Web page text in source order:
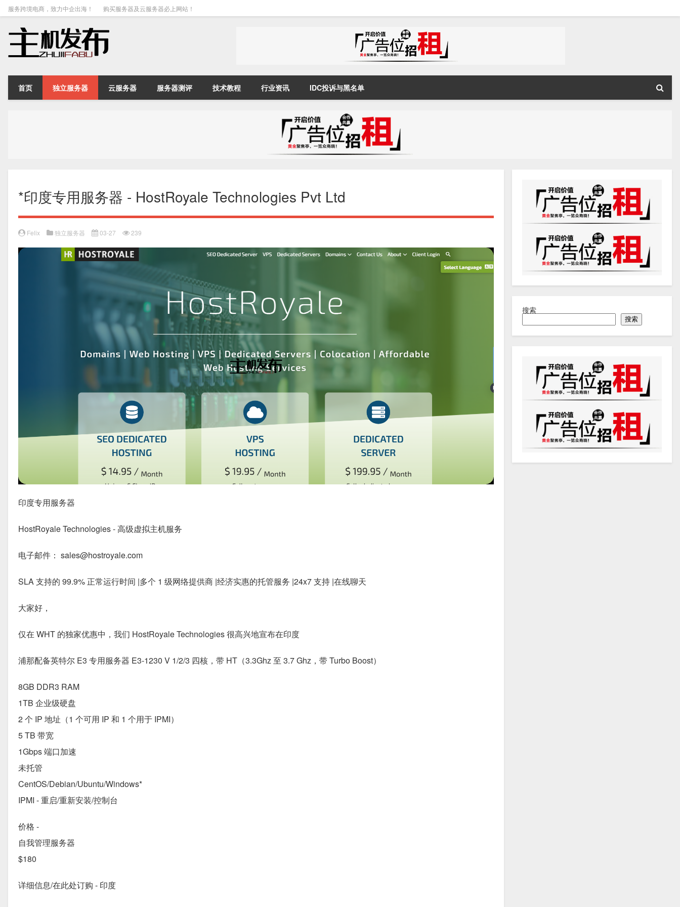
服务跨境电商，致力中企出海！ 购买服务器及云服务器必上网站！
首页 独立服务器 云服务器 服务器测评 技术教程 行业资讯 IDC投诉与黑名单
*印度专用服务器 - HostRoyale Technologies Pvt Ltd
Felix 独立服务器 03-27 239
印度专用服务器
HostRoyale Technologies - 高级虚拟主机服务
电子邮件： sales@hostroyale.com
SLA 支持的 99.9% 正常运行时间 |多个 1 级网络提供商 |经济实惠的托管服务 |24x7 支持 |在线聊天
大家好，
仅在 WHT 的独家优惠中，我们 HostRoyale Technologies 很高兴地宣布在印度
浦那配备英特尔 E3 专用服务器 E3-1230 V 1/2/3 四核，带 HT（3.3Ghz 至 3.7 Ghz，带 Turbo Boost）
8GB DDR3 RAM
1TB 企业级硬盘
2 个 IP 地址（1 个可用 IP 和 1 个用于 IPMI）
5 TB 带宽
1Gbps 端口加速
未托管
CentOS/Debian/Ubuntu/Windows*
IPMI - 重启/重新安装/控制台
价格 -
自我管理服务器
$180
详细信息/在此处订购 - 印度
搜索
搜索